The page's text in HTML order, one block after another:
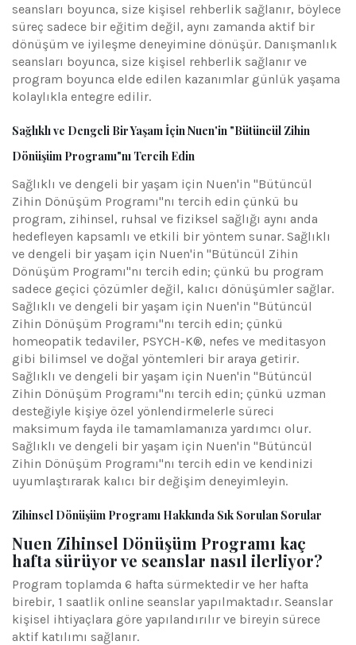
seansları boyunca, size kişisel rehberlik sağlanır, böylece
süreç sadece bir eğitim değil, aynı zamanda aktif bir
dönüşüm ve iyileşme deneyimine dönüşür. Danışmanlık
seansları boyunca, size kişisel rehberlik sağlanır ve
program boyunca elde edilen kazanımlar günlük yaşama
kolaylıkla entegre edilir.
Sağlıklı ve Dengeli Bir Yaşam İçin Nuen'in "Bütüncül Zihin
Dönüşüm Programı"nı Tercih Edin
Sağlıklı ve dengeli bir yaşam için Nuen'in "Bütüncül
Zihin Dönüşüm Programı"nı tercih edin çünkü bu
program, zihinsel, ruhsal ve fiziksel sağlığı aynı anda
hedefleyen kapsamlı ve etkili bir yöntem sunar. Sağlıklı
ve dengeli bir yaşam için Nuen'in "Bütüncül Zihin
Dönüşüm Programı"nı tercih edin; çünkü bu program
sadece geçici çözümler değil, kalıcı dönüşümler sağlar.
Sağlıklı ve dengeli bir yaşam için Nuen'in "Bütüncül
Zihin Dönüşüm Programı"nı tercih edin; çünkü
homeopatik tedaviler, PSYCH-K®, nefes ve meditasyon
gibi bilimsel ve doğal yöntemleri bir araya getirir.
Sağlıklı ve dengeli bir yaşam için Nuen'in "Bütüncül
Zihin Dönüşüm Programı"nı tercih edin; çünkü uzman
desteğiyle kişiye özel yönlendirmelerle süreci
maksimum fayda ile tamamlamanıza yardımcı olur.
Sağlıklı ve dengeli bir yaşam için Nuen'in "Bütüncül
Zihin Dönüşüm Programı"nı tercih edin ve kendinizi
uyumlaştırarak kalıcı bir değişim deneyimleyin.
Zihinsel Dönüşüm Programı Hakkında Sık Sorulan Sorular
Nuen Zihinsel Dönüşüm Programı kaç
hafta sürüyor ve seanslar nasıl ilerliyor?
Program toplamda 6 hafta sürmektedir ve her hafta
birebir, 1 saatlik online seanslar yapılmaktadır. Seanslar
kişisel ihtiyaçlara göre yapılandırılır ve bireyin sürece
aktif katılımı sağlanır.